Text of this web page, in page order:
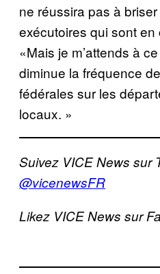
ne réussira pas à
exécutoires qui sont
«Mais je m’attends à
diminue la fréquence
fédérales sur les
locaux. »
Suivez VICE News sur
@vicenewsFR
Likez VICE News sur